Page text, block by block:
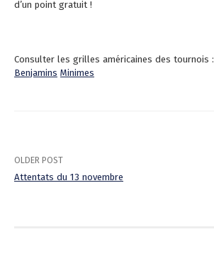
d’un point gratuit !
Consulter les grilles américaines des tournois :
Benjamins Minimes
OLDER POST
Attentats du 13 novembre